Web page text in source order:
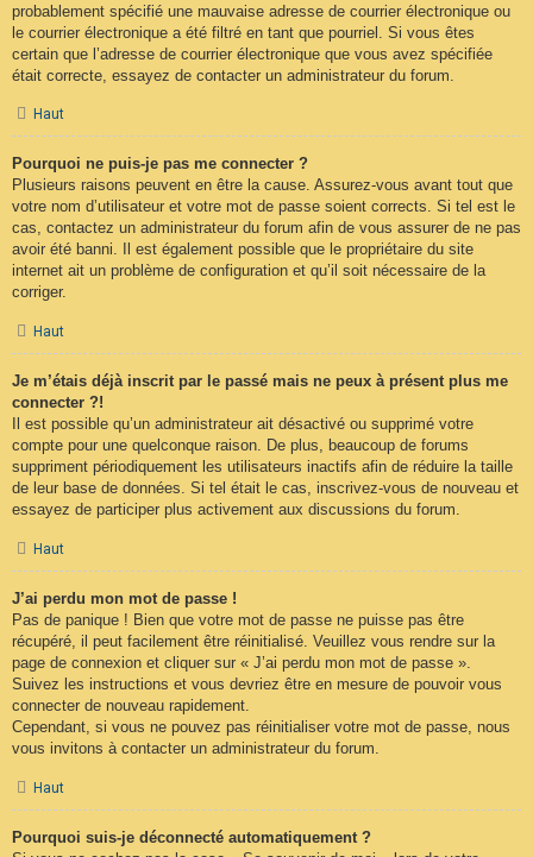
probablement spécifié une mauvaise adresse de courrier électronique ou
le courrier électronique a été filtré en tant que pourriel. Si vous êtes
certain que l’adresse de courrier électronique que vous avez spécifiée
était correcte, essayez de contacter un administrateur du forum.
Haut
Pourquoi ne puis-je pas me connecter ?
Plusieurs raisons peuvent en être la cause. Assurez-vous avant tout que
votre nom d’utilisateur et votre mot de passe soient corrects. Si tel est le
cas, contactez un administrateur du forum afin de vous assurer de ne pas
avoir été banni. Il est également possible que le propriétaire du site
internet ait un problème de configuration et qu’il soit nécessaire de la
corriger.
Haut
Je m’étais déjà inscrit par le passé mais ne peux à présent plus me
connecter ?!
Il est possible qu’un administrateur ait désactivé ou supprimé votre
compte pour une quelconque raison. De plus, beaucoup de forums
suppriment périodiquement les utilisateurs inactifs afin de réduire la taille
de leur base de données. Si tel était le cas, inscrivez-vous de nouveau et
essayez de participer plus activement aux discussions du forum.
Haut
J’ai perdu mon mot de passe !
Pas de panique ! Bien que votre mot de passe ne puisse pas être
récupéré, il peut facilement être réinitialisé. Veuillez vous rendre sur la
page de connexion et cliquer sur « J’ai perdu mon mot de passe ».
Suivez les instructions et vous devriez être en mesure de pouvoir vous
connecter de nouveau rapidement.
Cependant, si vous ne pouvez pas réinitialiser votre mot de passe, nous
vous invitons à contacter un administrateur du forum.
Haut
Pourquoi suis-je déconnecté automatiquement ?